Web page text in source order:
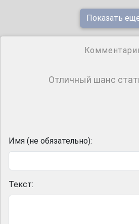
Показать
Отличный шанс
Имя (не обязательно):
Текст: